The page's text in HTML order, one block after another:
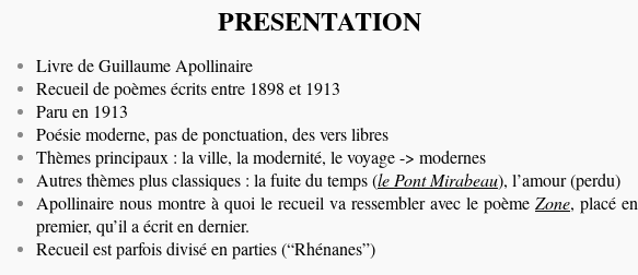
PRESENTATION
Livre de Guillaume Apollinaire
Recueil de poèmes écrits entre 1898 et 1913
Paru en 1913
Poésie moderne, pas de ponctuation, des vers libres
Thèmes principaux : la ville, la modernité, le voyage -> modernes
Autres thèmes plus classiques : la fuite du temps (le Pont Mirabeau), l’amour (perdu)
Apollinaire nous montre à quoi le recueil va ressembler avec le poème Zone, placé en
premier, qu’il a écrit en dernier.
Recueil est parfois divisé en parties (“Rhénanes”)